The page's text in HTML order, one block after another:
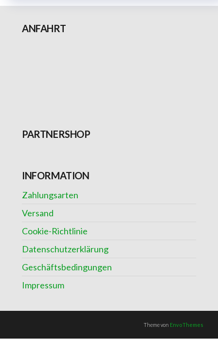
ANFAHRT
PARTNERSHOP
INFORMATION
Zahlungsarten
Versand
Cookie-Richtlinie
Datenschutzerklärung
Geschäftsbedingungen
Impressum
Theme von EnvoThemes